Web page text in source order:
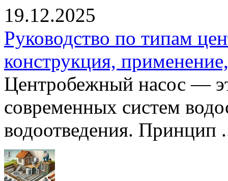
19.12.2025
Руководство по типам
конструкция,
Центробежный насос —
современных систем
водоотведения. Принцип